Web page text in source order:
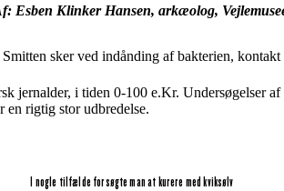
Esben Klinker Hansen, arkæolog,
sker ved indånding af bakterien,
i tiden 0-100 e.Kr. Undersøgelser
en rigtig stor udbredelse.
I nogle tilfælde forsøgte man at kurere med kviksølv